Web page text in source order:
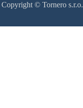
Copyright © Tornero s.r.o.